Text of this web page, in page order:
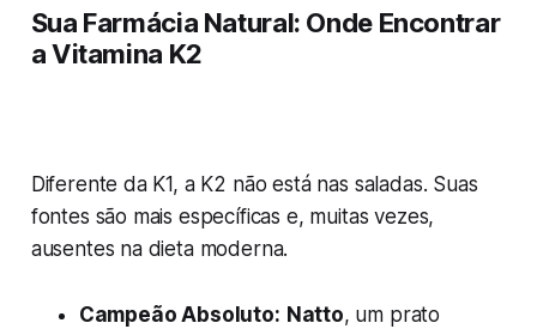
Sua Farmácia Natural: Onde Encontrar
a Vitamina K2
Diferente da K1, a K2 não está nas saladas. Suas
fontes são mais específicas e, muitas vezes,
ausentes na dieta moderna.
Campeão Absoluto: Natto, um prato